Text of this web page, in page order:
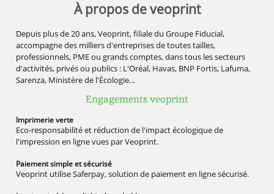
À propos de veoprint
Depuis plus de 20 ans, Veoprint, filiale du Groupe Fiducial,
accompagne des milliers d'entreprises de toutes tailles,
professionnels, PME ou grands comptes, dans tous les secteurs
d'activités, privés ou publics : L'Oréal, Havas, BNP Fortis, Lafuma,
Sarenza, Ministère de l'Écologie…
Engagements veoprint
Imprimerieverte
Eco-responsabilité et réduction de l'impact écologique de
l'impression en ligne vues par Veoprint.
Paiement simpleet sécurisé
Veoprint utilise Saferpay, solution de paiement en ligne sécurisé.